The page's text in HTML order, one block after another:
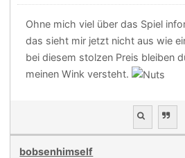
Ohne mich viel über das Spiel
das sieht mir jetzt nicht aus wie
bei diesem stolzen Preis bleiben
meinen Wink versteht.
bobsenhimself